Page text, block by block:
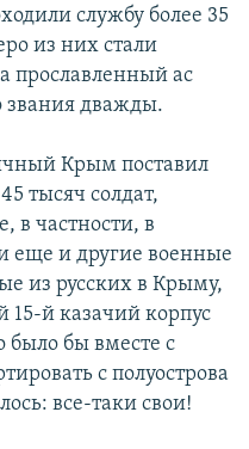
службу более 35
из них стали
прославленный ас
звания дважды.
Крым поставил
тысяч солдат,
в частности, в
еще и другие военные
из русских в Крыму,
й казачий корпус
было бы вместе с
с полуострова
все-таки свои!